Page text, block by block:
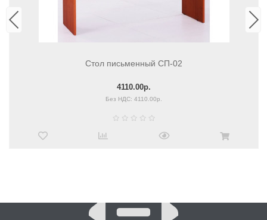
Стол письменный СП-02
4110.00р.
Без НДС: 4110.00р.